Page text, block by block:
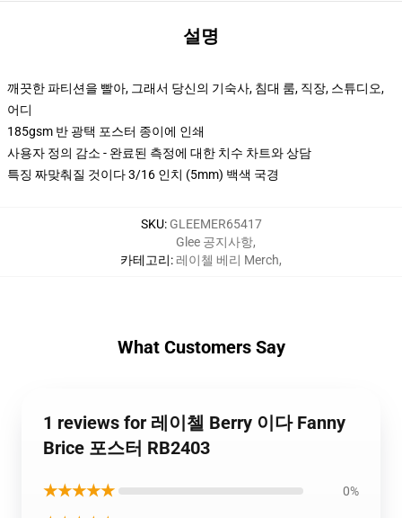
설명
깨끗한 파티션을 빨아, 그래서 당신의 기숙사, 침대 룸, 직장, 스튜디오,
어디
185gsm 반 광택 포스터 종이에 인쇄
사용자 정의 감소 - 완료된 측정에 대한 치수 차트와 상담
특징 짜맞춰질 것이다 3/16 인치 (5mm) 백색 국경
SKU: GLEEMER65417
카테고리:
Glee 공지사항,
레이첼 베리 Merch,
What Customers Say
1 reviews for 레이첼 Berry 이다 Fanny
Brice 포스터 RB2403
★★★★★ 0%